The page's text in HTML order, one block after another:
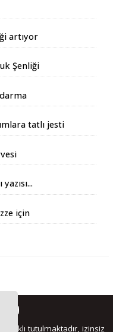
artıyor
Şenliği
tatlı jesti
için
saklı tutulmaktadır, izinsiz